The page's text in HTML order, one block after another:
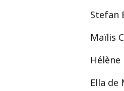
Stefan
Maïlis
Ella de